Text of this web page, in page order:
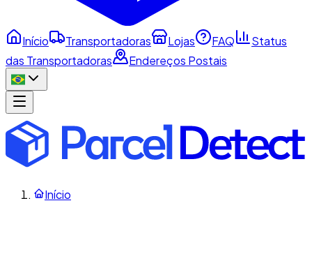
Início Transportadoras Lojas FAQ
Status
das Transportadoras
Endereços Postais
Início